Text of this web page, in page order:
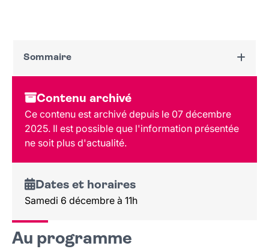
Sommaire
Dates et horaires
Au programme
Tarif et réservation
Public
Lieu et contact
Contenu archivé
Ce contenu est archivé depuis le 07 décembre
2025. Il est possible que l'information présentée
ne soit plus d'actualité.
Dates et horaires
Samedi 6 décembre à 11h
Au programme